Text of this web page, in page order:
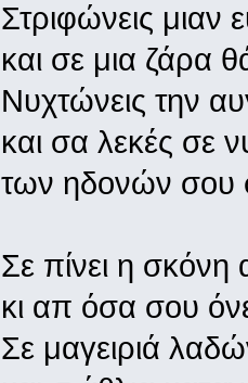
Στριφώνεις μιαν
και σε μια ζάρα
Νυχτώνεις την
και σα λεκές σε
των ηδονών σου
Σε πίνει η
κι απ όσα σου
Σε μαγειριά